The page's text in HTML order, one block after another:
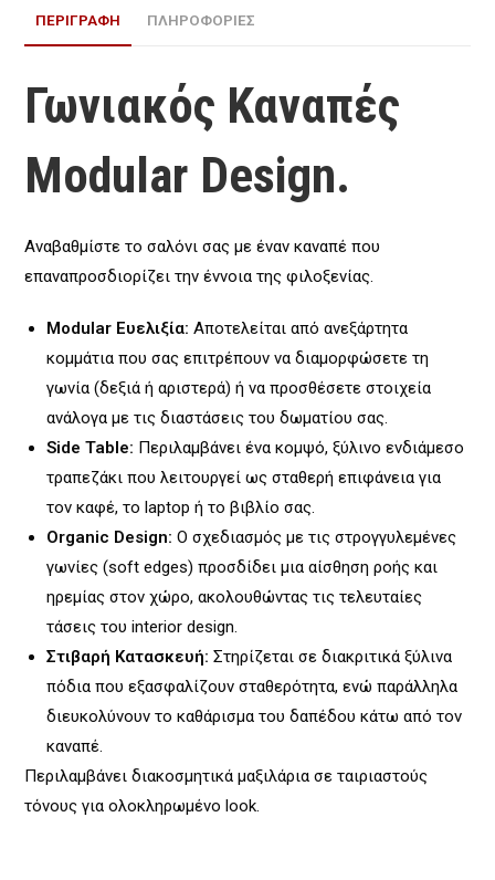
ΠΕΡΙΓΡΑΦΉ ΠΛΗΡΟΦΟΡΙΕΣ
Γωνιακός Καναπές
Modular Design.
Αναβαθμίστε το σαλόνι σας με έναν καναπέ που
επαναπροσδιορίζει την έννοια της φιλοξενίας.
Modular Ευελιξία: Αποτελείται από ανεξάρτητα
κομμάτια που σας επιτρέπουν να διαμορφώσετε τη
γωνία (δεξιά ή αριστερά) ή να προσθέσετε στοιχεία
ανάλογα με τις διαστάσεις του δωματίου σας.
Side Table: Περιλαμβάνει ένα κομψό, ξύλινο ενδιάμεσο
τραπεζάκι που λειτουργεί ως σταθερή επιφάνεια για
τον καφέ, το laptop ή το βιβλίο σας.
Organic Design: Ο σχεδιασμός με τις στρογγυλεμένες
γωνίες (soft edges) προσδίδει μια αίσθηση ροής και
ηρεμίας στον χώρο, ακολουθώντας τις τελευταίες
τάσεις του interior design.
Στιβαρή Κατασκευή: Στηρίζεται σε διακριτικά ξύλινα
πόδια που εξασφαλίζουν σταθερότητα, ενώ παράλληλα
διευκολύνουν το καθάρισμα του δαπέδου κάτω από τον
καναπέ.
Περιλαμβάνει διακοσμητικά μαξιλάρια σε ταιριαστούς
τόνους για ολοκληρωμένο look.